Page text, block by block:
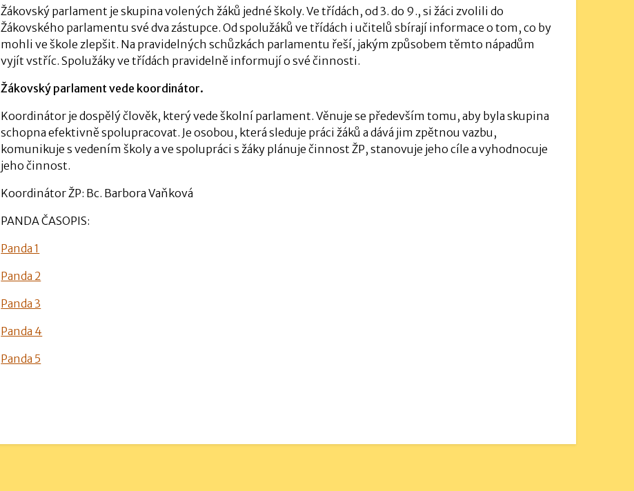
Žákovský parlament je skupina volených žáků jedné školy. Ve třídách, od 3. do 9., si žáci zvolili do
Žákovského parlamentu své dva zástupce. Od spolužáků ve třídách i učitelů sbírají informace o tom, co by
mohli ve škole zlepšit. Na pravidelných schůzkách parlamentu řeší, jakým způsobem těmto nápadům
vyjít vstříc. Spolužáky ve třídách pravidelně informují o své činnosti.
Žákovský parlament vede koordinátor.
Koordinátor je dospělý člověk, který vede školní parlament. Věnuje se především tomu, aby byla skupina
schopna efektivně spolupracovat. Je osobou, která sleduje práci žáků a dává jim zpětnou vazbu,
komunikuje s vedením školy a ve spolupráci s žáky plánuje činnost ŽP, stanovuje jeho cíle a vyhodnocuje
jeho činnost.
Koordinátor ŽP: Bc. Barbora Vaňková
PANDA ČASOPIS:
Panda 1
Panda 2
Panda 3
Panda 4
Panda 5